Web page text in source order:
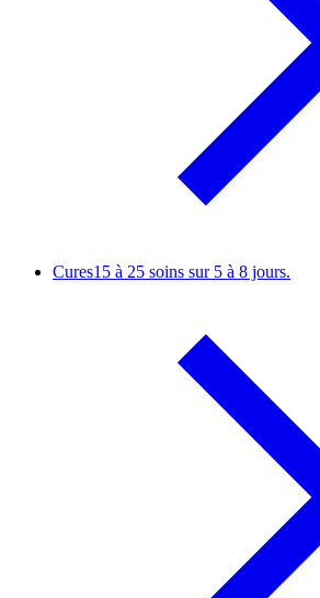
Cures15 à 25 soins sur 5 à 8 jours.